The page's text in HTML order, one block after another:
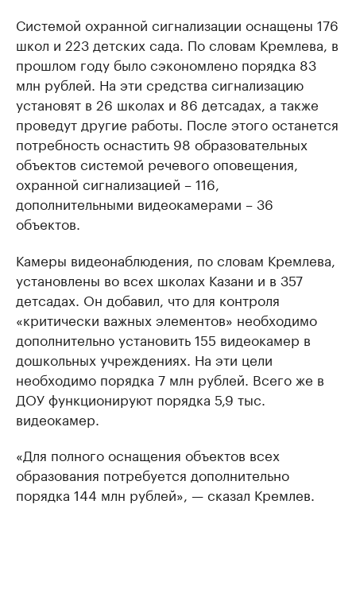
Системой охранной сигнализации оснащены 176
школ и 223 детских сада. По словам Кремлева, в
прошлом году было сэкономлено порядка 83
млн рублей. На эти средства сигнализацию
установят в 26 школах и 86 детсадах, а также
проведут другие работы. После этого останется
потребность оснастить 98 образовательных
объектов системой речевого оповещения,
охранной сигнализацией – 116,
дополнительными видеокамерами – 36
объектов.
Камеры видеонаблюдения, по словам Кремлева,
установлены во всех школах Казани и в 357
детсадах. Он добавил, что для контроля
«критически важных элементов» необходимо
дополнительно установить 155 видеокамер в
дошкольных учреждениях. На эти цели
необходимо порядка 7 млн рублей. Всего же в
ДОУ функционируют порядка 5,9 тыс.
видеокамер.
«Для полного оснащения объектов всех
образования потребуется дополнительно
порядка 144 млн рублей», — сказал Кремлев.